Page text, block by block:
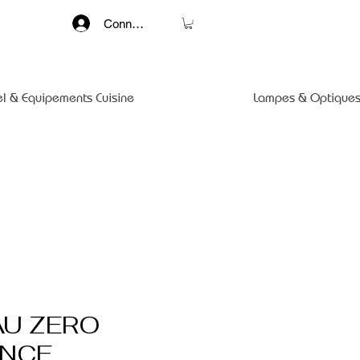
Connexion
& Equipements Cuisine Lampes &
ZERO